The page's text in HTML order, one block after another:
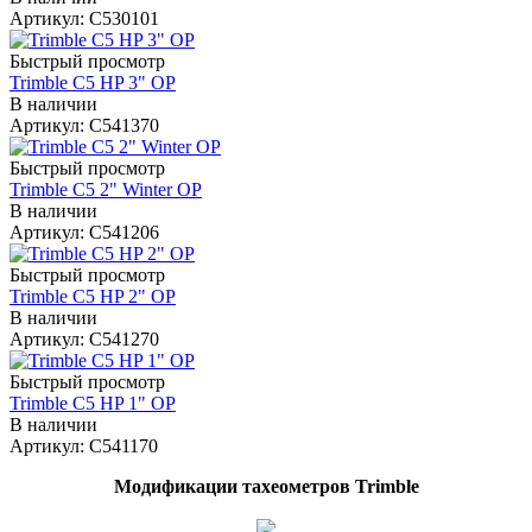
Артикул: C530101
Быстрый просмотр
Trimble C5 HP 3" OP
В наличии
Артикул: C541370
Быстрый просмотр
Trimble C5 2" Winter OP
В наличии
Артикул: C541206
Быстрый просмотр
Trimble C5 HP 2" OP
В наличии
Артикул: C541270
Быстрый просмотр
Trimble C5 HP 1" OP
В наличии
Артикул: C541170
Модификации тахеометров Trimble